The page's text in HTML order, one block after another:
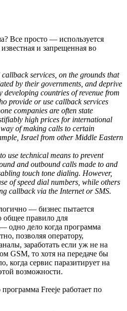
Все просто — используется
и запрещенная во
services, on the grounds that
by their governments, and deprive
developing countries of revenue from
provide or use callback services
companies are often state
high prices for international
of making calls to certain
Israel from other Middle Eastern
use technical means to prevent
and outbound calls made to and
touch tone dialing. However,
of speed dial numbers, while others
callback via the Internet or SMS.
— бизнес пытается
общее правило для
одно дело когда программа
позволяя оператору,
заработать если уж не на
GSM, то хотя на передаче бы
когда сервис паразитирует на
возможности.
Freeje работает по